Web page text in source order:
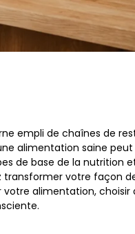
empli de chaînes de
alimentation saine
de base de la nutrition
votre façon
alimentation,